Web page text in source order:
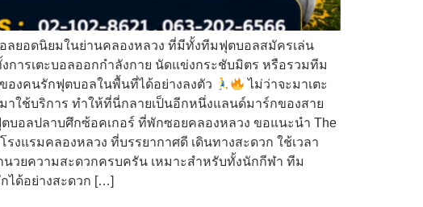
ลยอดนิยมในย่านคลองหลวง ที่มีทั้งทีมฟุตบอลสมัครเล่น
การเตะบอลออกกำลังกาย นัดแข่งกระชับมิตร หรือรวมทีม
องคนรักฟุตบอลในพื้นที่ได้อย่างลงตัว
ไม่ว่าจะมาเตะ
ใช้บริการ ทำให้ที่นี่กลายเป็นอีกหนึ่งแลนด์มาร์กของสาย
บอลปลาบศึกซ้อคเกอร์ ที่พักซอยคลองหลวง ขอแนะนำ The
แรมคลองหลวง ที่บรรยากาศดี เดินทางสะดวก ใช้เวลา
วยความสะดวกครบครัน เหมาะสำหรับทั้งนักกีฬา ทีม
ได้อย่างสะดวก […]